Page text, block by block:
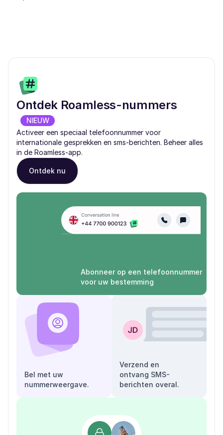
Ontdek Roamless-nummers
NIEUW
Activeer een speciaal telefoonnummer voor
internationale gesprekken en sms-berichten. Beheer alles
in de Roamless-app.
Ontdek nu
Abonneer op een telefoonnummer
voor uw bestemming
Bel met uw
nummerweergave.
Verzend en
ontvang SMS-
berichten overal.